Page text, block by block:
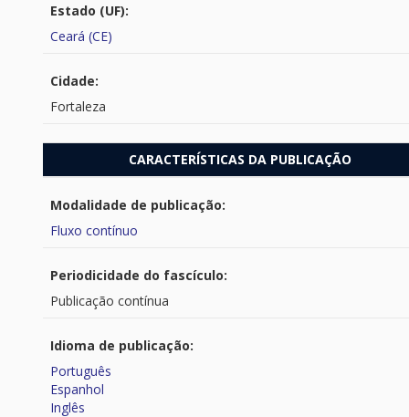
Estado (UF):
Ceará (CE)
Cidade:
Fortaleza
CARACTERÍSTICAS DA PUBLICAÇÃO
Modalidade de publicação:
Fluxo contínuo
Periodicidade do fascículo:
Publicação contínua
Idioma de publicação:
Português
Espanhol
Inglês